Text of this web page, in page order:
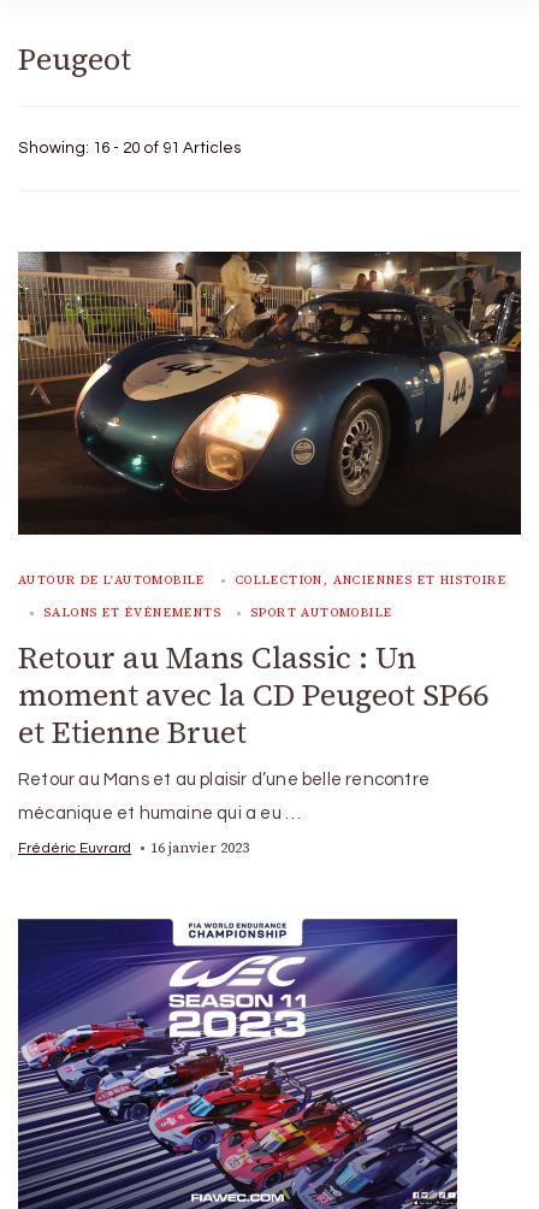
Peugeot
Showing: 16 - 20 of 91 Articles
AUTOUR DE L'AUTOMOBILE COLLECTION, ANCIENNES ET HISTOIRE
SALONS ET ÉVÉNEMENTS SPORT AUTOMOBILE
Retour au Mans Classic : Un
moment avec la CD Peugeot SP66
et Etienne Bruet
Retour au Mans et au plaisir d’une belle rencontre
mécanique et humaine qui a eu …
Frédéric Euvrard 16 janvier 2023